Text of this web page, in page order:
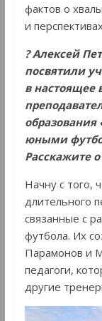
фактов о
и
? Алексей
посвятили
в настоящее
образования
юными
Расскажите
Начну с того,
длительного
связанные с
футбола. Их
Парамонов и
педагоги,
другие